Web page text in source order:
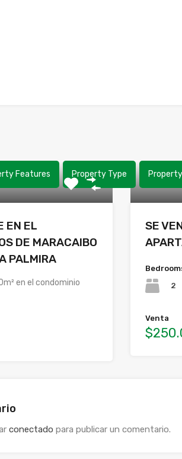
Features Property Type
EN EL
DE MARACAIBO
PALMIRA
en el condominio
SE
2
Venta
conectado para publicar un comentario.